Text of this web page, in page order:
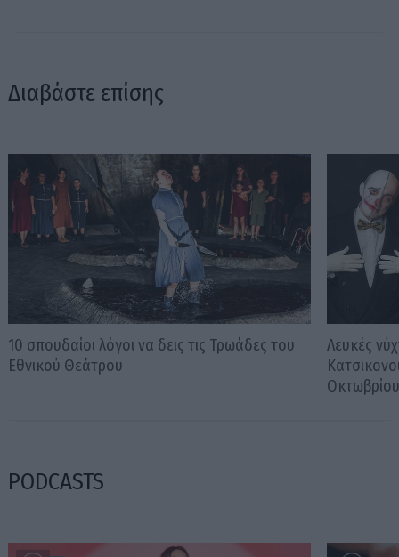
Διαβάστε επίσης
10 σπουδαίοι λόγοι να δεις τις Τρωάδες του
Εθνικού Θεάτρου
Λευκές
PODCASTS